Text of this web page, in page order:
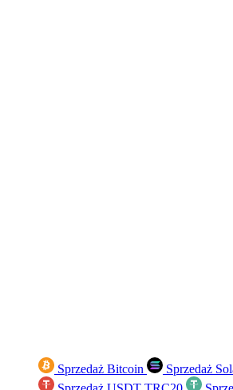
Sprzedaż Bitcoin Sprzedaż